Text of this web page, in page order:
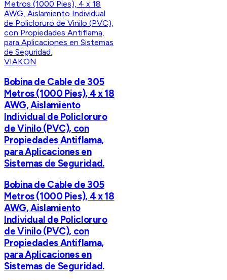
VIAKON
Bobina de Cable de 305
Metros (1000 Pies), 4 x 18
AWG, Aislamiento
Individual de Policloruro
de Vinilo (PVC), con
Propiedades Antiflama,
para Aplicaciones en
Sistemas de Seguridad.
Bobina de Cable de 305
Metros (1000 Pies), 4 x 18
AWG, Aislamiento
Individual de Policloruro
de Vinilo (PVC), con
Propiedades Antiflama,
para Aplicaciones en
Sistemas de Seguridad.